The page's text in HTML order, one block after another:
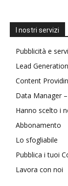
I nostri servizi
Pubblicità e
Lead Generation
Content
Data Manager
Hanno scelto i
Abbonamento
Lo sfogliabile
Pubblica i tuoi
Lavora con noi